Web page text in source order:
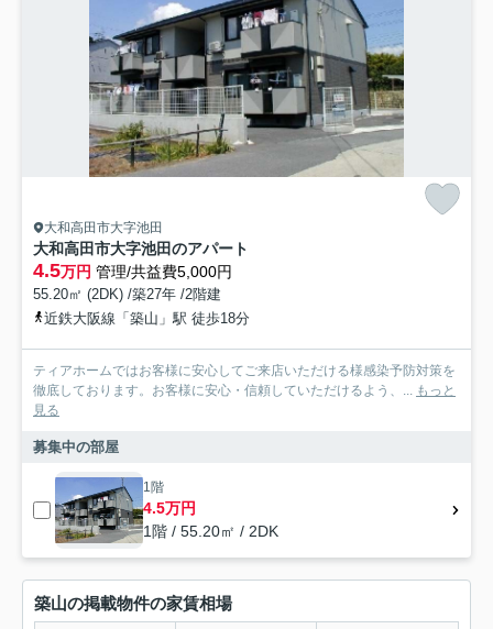
大和高田市大字池田
大和高田市大字池田のアパート
4.5万円 管理/共益費5,000円
55.20㎡ (2DK) /築27年 /2階建
近鉄大阪線「築山」駅 徒歩18分
ティアホームではお客様に安心してご来店いただける様感染予防対策を
徹底しております。お客様に安心・信頼していただけるよう、... もっと
見る
募集中の部屋
1階
4.5万円
1階 / 55.20㎡ / 2DK
築山の掲載物件の家賃相場